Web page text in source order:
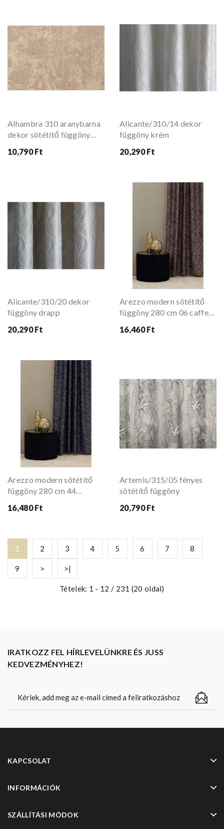
Alhambra 310 aranybarna
dekor sötétítő függöny
10,790 Ft
Alicante/310/14 dekor
függöny krém
20,290 Ft
Alicante/310/20 dekor
függöny drapp
20,290 Ft
Arezzo modern sötétítő
függöny 280 cm 06 caffe
16,460 Ft
Arezzo modern sötétítő
függöny 280 cm 44
16,480 Ft
Artemis/315/05 fényes
sötétítő függöny
20,790 Ft
1 2 3 4 5 6 7 8
9 > >|
Tételek: 1 - 12 / 231 (20 oldal)
IRATKOZZ FEL HÍRLEVELÜNKRE ÉS JUSS
KEDVEZMÉNYHEZ!
KAPCSOLAT
INFORMÁCIÓK
SZÁLLÍTÁSI MÓDOK